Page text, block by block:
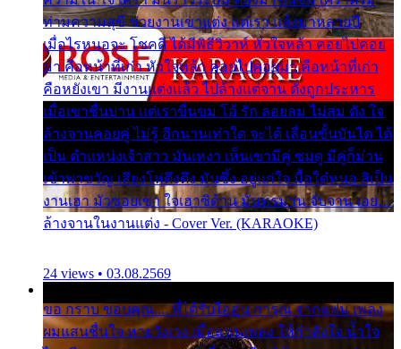
ท่ามความสุขี ช่วยงานเขาแต่ง แต่เรา แล้งมาหลายปี
เมื่อไรหนอจะ โชคดี ได้มีพิธีวิวาห์ หัวใจหล้า คอยไปคอย
มา คือหน้าที่เก่า หัวใจหล้า คอยไปคอยมา คือหน้าที่เก่า
คือหยังเขา มีงานแต่งแล้ว ไปล้างแต่จาน ดั่งถูกประหาร
เมื่อเขาชื่นบาน แต่เราขื่นขม โอ้ รัก ลอยลม ไม่สม ดัง ใจ
ล้างจานคอยคู่ ไม่รู้ อีกนานเท่าใด จะได้ เลื่อนขั้นบันได ได้
เป็น ตำแหน่งเจ้าสาว มันเหงา เห็นเขามีคู่ ซมดู มีคู่ก็ม่วน
เข้าพาขวัญ เสียงโห่ตึงตึง มันซึ้ง อยู่แก่ใจ มื้อใด๋หนอ สิเป็น
งานเฮา มัวซอยเขา ใจเฮาซิด้าน มันทรมาน จับจาน เอย…
ล้างจานในงานแต่ง - Cover Ver. (KARAOKE)
24 views • 03.08.2569
ขอ กราบ ขอบคุณ.... ที่ได้รับไออุ่น การุณ จากแฟน เพลง
ผมแสนชื่นใจ หายวังเวง เมื่อแฟนเพลง ให้กำลังใจ น้ำใจ